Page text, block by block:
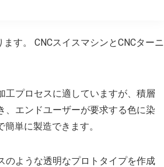
す。 CNCスイスマシンとCNCターニ
工プロセスに適していますが、積層
エンドユーザーが要求する色に染
単に製造できます。
のような透明なプロトタイプを作成